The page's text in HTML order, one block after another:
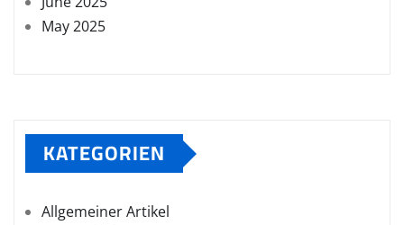
May 2025
KATEGORIEN
Allgemeiner Artikel